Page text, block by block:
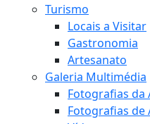
Turismo
Locais a Visitar
Gastronomia
Artesanato
Galeria Multimédia
Fotografias da
Fotografias de